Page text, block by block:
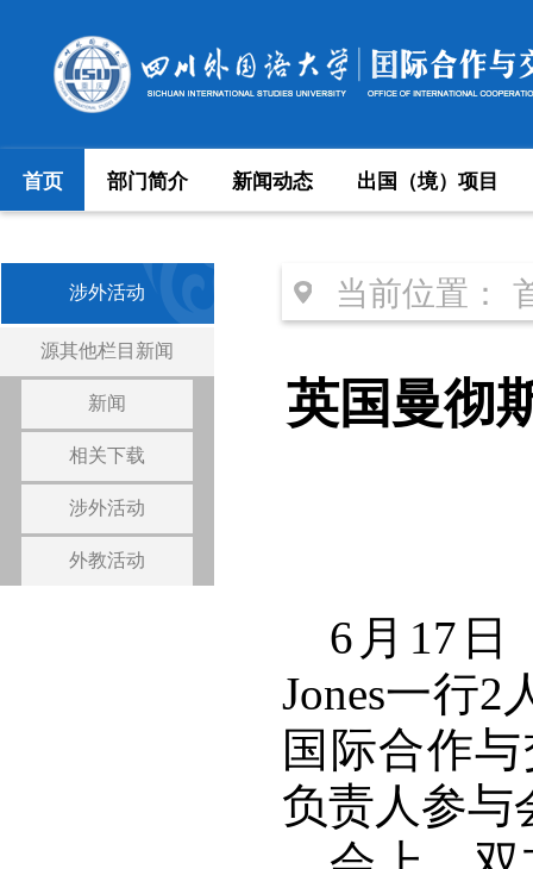
首页 部门简介 新闻动态 出国（境）项目
涉外活动
源其他栏目新闻
新闻
相关下载
涉外活动
外教活动
当前位置：
英国曼彻
6月17日
Jones一行
国际合作
负责人参与